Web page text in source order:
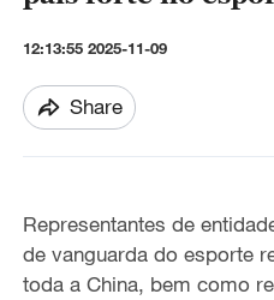
12:13:55 2025-11-09
Share
Representantes de
de vanguarda do esporte
toda a China, bem como